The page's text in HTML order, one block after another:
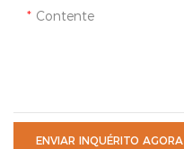
Contente
ENVIAR INQUÉRITO AGORA